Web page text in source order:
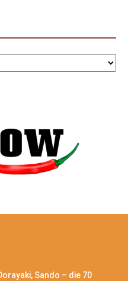
Sando – die 70